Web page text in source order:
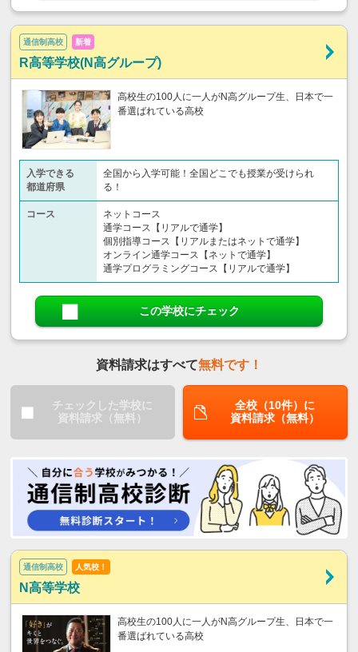
通信制高校 新着
R高等学校(N高グループ)
高校生の100人に一人がN高グループ生、日本で一
番選ばれている高校
入学できる
都道府県
全国から入学可能！全国どこでも授業が受けられ
る！
コース
ネットコース
通学コース【リアルで通学】
個別指導コース【リアルまたはネットで通学】
オンライン通学コース【ネットで通学】
通学プログラミングコース【リアルで通学】
この学校にチェック
資料請求はすべて無料です！
チェックした学校に
資料請求（無料）
全校（10件）に
資料請求（無料）
通信制高校 人気校！
N高等学校
高校生の100人に一人がN高グループ生、日本で一
番選ばれている高校